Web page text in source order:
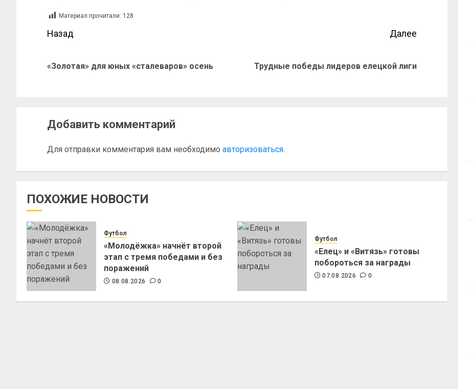
Материал прочитали: 128
Назад
«Золотая» для юных «сталеваров» осень
Далее
Трудные победы лидеров елецкой лиги
Добавить комментарий
Для отправки комментария вам необходимо авторизоваться.
ПОХОЖИЕ НОВОСТИ
Футбол
«Молодёжка» начнёт второй
этап с тремя победами и без
поражений
08.08.2026 0
Футбол
«Елец» и «Витязь» готовы
побороться за награды
07.08.2026 0